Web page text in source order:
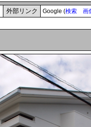
外部リンク Google (検索 画